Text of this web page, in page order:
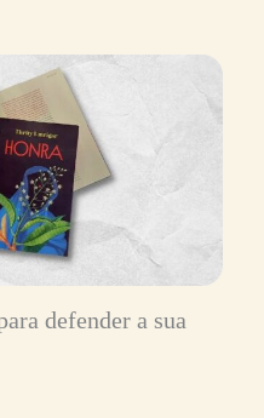
defender a sua